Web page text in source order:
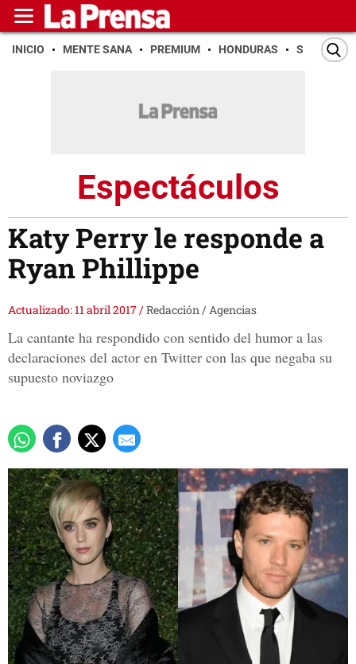
INICIO MENTE SANA PREMIUM HONDURAS SAN PEDRO
Espectáculos
Katy Perry le responde a
Ryan Phillippe
Actualizado: 11 abril 2017/Redacción / Agencias
La cantante ha respondido con sentido del humor a las
declaraciones del actor en Twitter con las que negaba su
supuesto noviazgo